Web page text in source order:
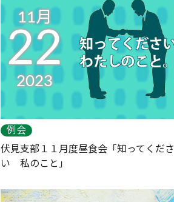
11月
22
2023
例会
伏見支部１１月度昼食会「知ってくださ
い 私のこと」